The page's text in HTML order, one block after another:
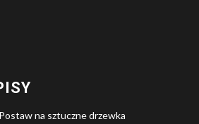
na sztuczne drzewka